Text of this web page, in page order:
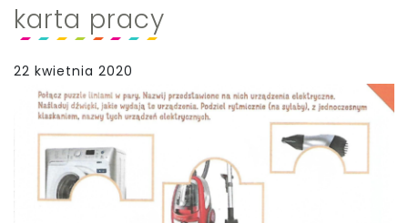
karta pracy
22 kwietnia 2020